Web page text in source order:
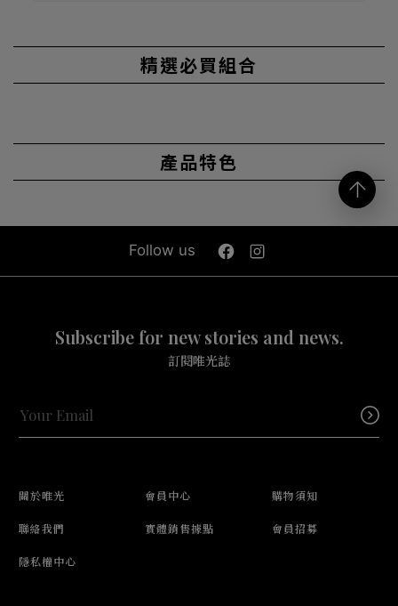
精選必買組合
產品特色
Follow us
Subscribe for new stories and news.
訂閱唯光誌
關於唯光 會員中心 購物須知
聯絡我們 實體銷售據點 會員招募
隱私權中心